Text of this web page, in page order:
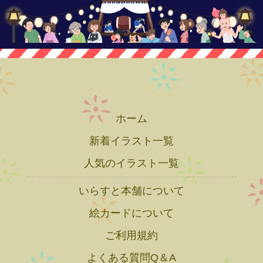
ホーム
新着イラスト一覧
人気のイラスト一覧
いらすと本舗について
絵カードについて
ご利用規約
よくある質問Q＆A